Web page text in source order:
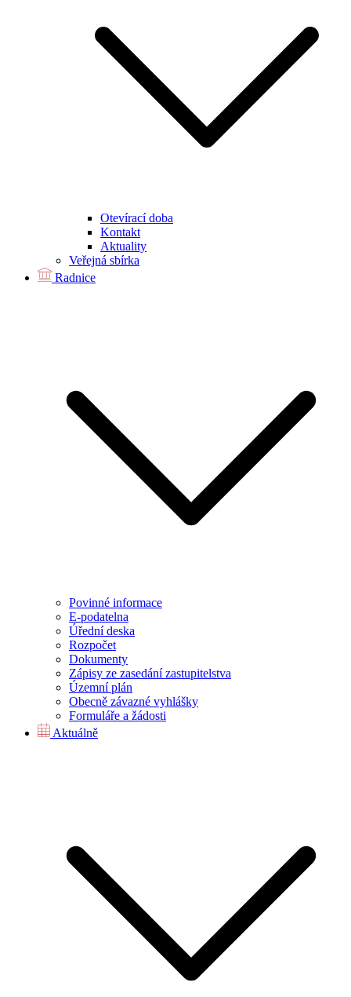
Otevírací doba
Kontakt
Aktuality
Veřejná sbírka
Radnice
Povinné informace
E-podatelna
Úřední deska
Rozpočet
Dokumenty
Zápisy ze zasedání zastupitelstva
Územní plán
Obecně závazné vyhlášky
Formuláře a žádosti
Aktuálně